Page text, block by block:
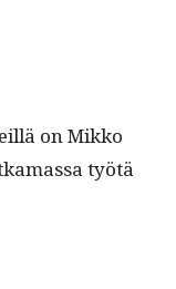
on Mikko
työtä